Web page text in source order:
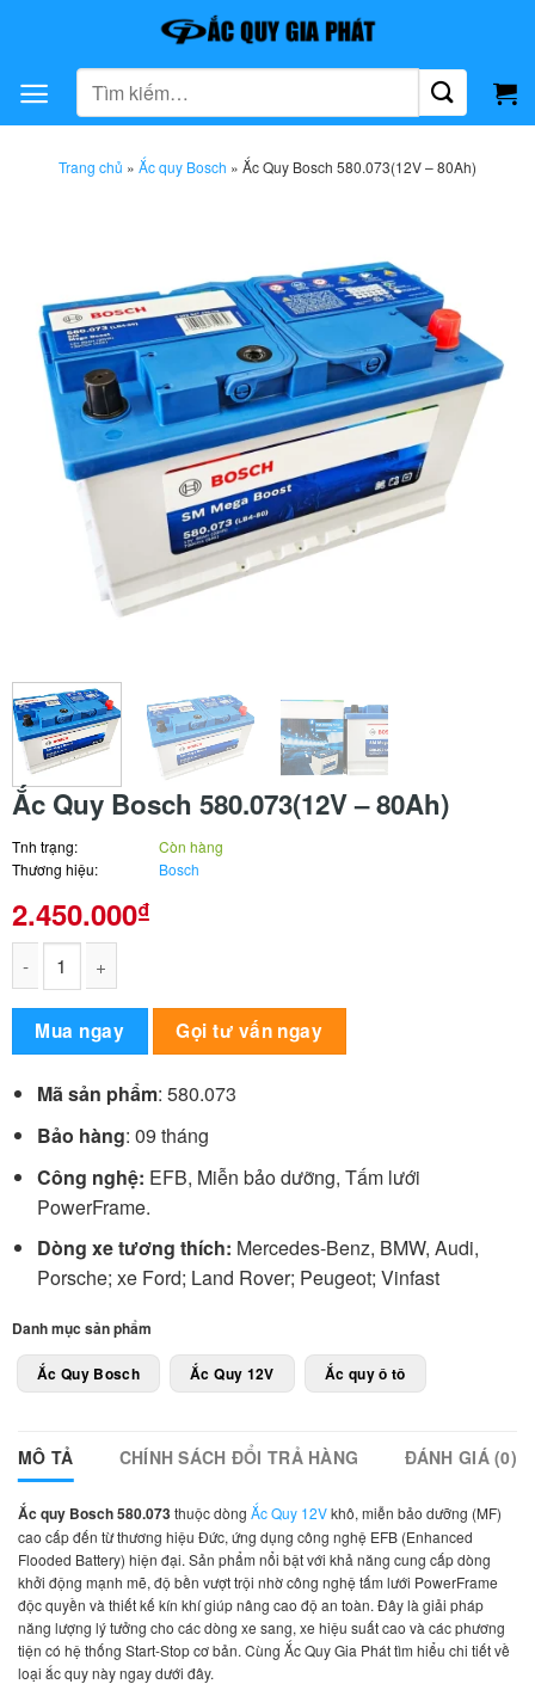
dung
Tìm
kiếm:
Trang chủ » Ắc quy Bosch » Ắc Quy Bosch 580.073(12V – 80Ah)
Ắc Quy Bosch 580.073(12V – 80Ah)
Tnh trạng:
Còn hàng
Thương hiệu:
Bosch
2.450.000₫
Mua ngay Gọi tư vấn ngay
Mã sản phẩm: 580.073
Bảo hàng: 09 tháng
Công nghệ: EFB, Miễn bảo dưỡng, Tấm lưới
PowerFrame.
Dòng xe tương thích: Mercedes-Benz, BMW, Audi,
Porsche; xe Ford; Land Rover; Peugeot; Vinfast
Danh mục sản phẩm
Ắc Quy Bosch Ắc Quy 12V Ắc quy ô tô
MÔ TẢ CHÍNH SÁCH ĐỔI TRẢ HÀNG ĐÁNH GIÁ (0)
Ắc quy Bosch 580.073thuộc dòng Ắc Quy 12Vkhô, miễn bảo dưỡng (MF)
cao cấp đến từ thương hiệu Đức, ứng dụng công nghệ EFB (Enhanced
Flooded Battery) hiện đại. Sản phẩm nổi bật với khả năng cung cấp dòng
khởi động mạnh mẽ, độ bền vượt trội nhờ công nghệ tấm lưới PowerFrame
độc quyền và thiết kế kín khí giúp nâng cao độ an toàn. Đây là giải pháp
năng lượng lý tưởng cho các dòng xe sang, xe hiệu suất cao và các phương
tiện có hệ thống Start-Stop cơ bản. Cùng Ắc Quy Gia Phát tìm hiểu chi tiết về
loại ắc quy này ngay dưới đây.